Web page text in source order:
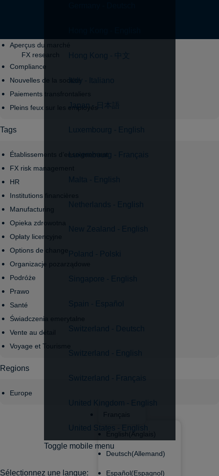
Hong Kong - 中文
Italy - Italiano
Japan - 日本語
Luxembourg - English
Luxembourg - Français
Malta - English
Netherlands - English
New Zealand - English
Poland - Polski
Singapore - English
Spain - Español
Switzerland - Deutsch
Switzerland - English
Switzerland - Français
United Kingdom - English
United States - English
Toggle mobile menu
Aperçus du marché
FX research
Compliance
Nouvelles de la société
Paiements transfrontaliers
Pleins feux sur les employés
Tags
Établissements d’enseignement
FX risk management
HR
Institutions financières
Manufacturing
Opieka zdrowotna
Opłaty licencyjne
Options de change
Organizacje pozarządowe
Podróże
Prawo
Santé
Świadczenia emerytalne
Vente au détail
Voyage et Tourisme
Regions
Europe
Sélectionnez une langue:
Français
English ( Anglais
Deutsch(Allemand)
Español(Espagnol)